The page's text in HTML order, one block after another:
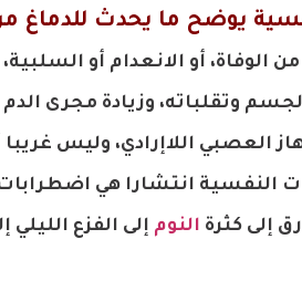
يوضح ما يحدث للدماغ
من الوفاة، أو الانعدام أو
وتقلباته، وزيادة مجرى الدم
العصبي اللاإرادي، وليس
النفسية انتشارا هي
إلى كثرة النوم إلى الفزع الليلي